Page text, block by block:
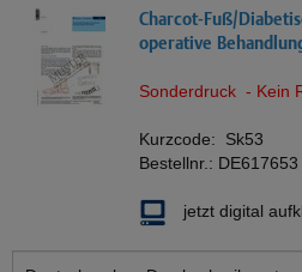
Charcot-Fuß/
operative
Sonderdruck - Kein
Kurzcode: Sk53
Bestellnr.: DE617653
jetzt digital